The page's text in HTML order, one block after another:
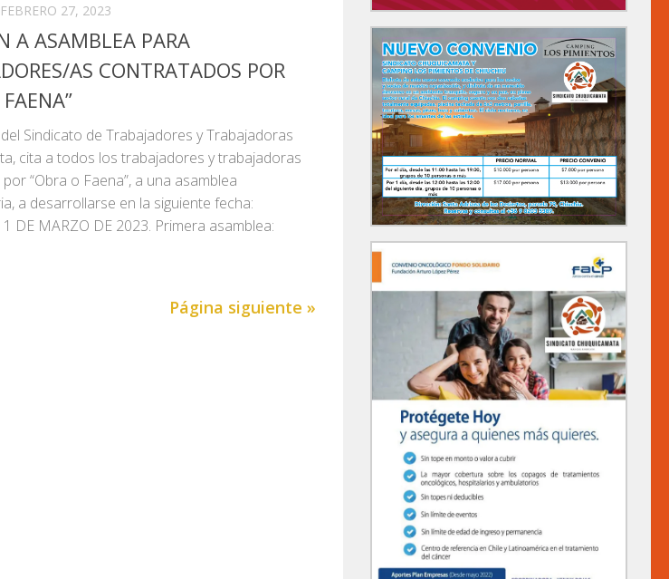
FEBRERO 27, 2023
A ASAMBLEA PARA
AS CONTRATADOS POR
Sindicato de Trabajadores y Trabajadoras
cita a todos los trabajadores y trabajadoras
“Obra o Faena”, a una asamblea
a desarrollarse en la siguiente fecha:
1 DE MARZO DE 2023. Primera asamblea:
Página siguiente »